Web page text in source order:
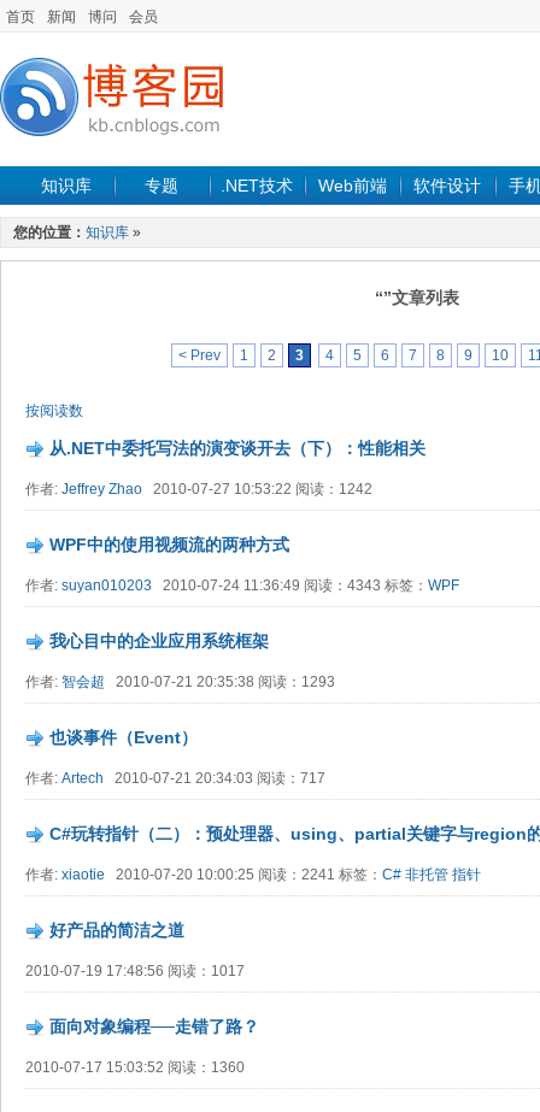
首页 新闻 博问 会员
知识库 专题 .NET技术 Web前端 软件设计 手
您的位置： 知识库 »
“”文章列表
< Prev 1 2 3 4 5 6 7 8 9 10
按阅读数
从.NET中委托写法的演变谈开去（下）：性能相关
作者: Jeffrey Zhao 2010-07-27 10:53:22 阅读：1242
WPF中的使用视频流的两种方式
作者: suyan010203 2010-07-24 11:36:49 阅读：4343 标签： WPF
我心目中的企业应用系统框架
作者: 智会超 2010-07-21 20:35:38 阅读：1293
也谈事件（Event）
作者: Artech 2010-07-21 20:34:03 阅读：717
C#玩转指针（二）：预处理器、using、partial关键字与region
作者: xiaotie 2010-07-20 10:00:25 阅读：2241 标签： C# 非托管 指针
好产品的简洁之道
2010-07-19 17:48:56 阅读：1017
面向对象编程──走错了路？
2010-07-17 15:03:52 阅读：1360